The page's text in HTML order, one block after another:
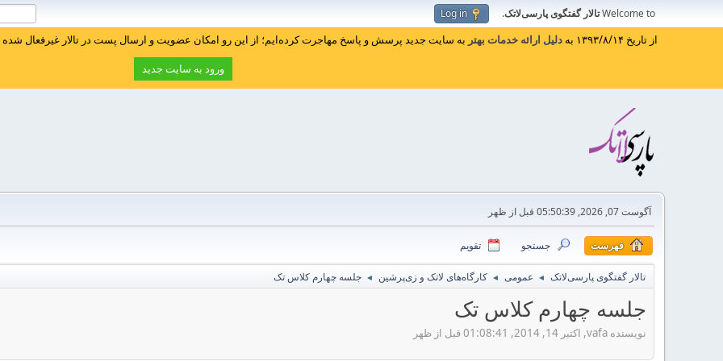
Welcome toتالار گفتگوی پارسی‌لاتک.
Log in
از تاریخ ۱۳۹۳/۸/۱۴ به دلیل ارائه خدمات بهتر به سایت جدید پرسش و پاسخ مهاجرت کرده‌ایم؛ از این رو امکان عضویت و ارسال پست در تالار غیرفعال
ورود به سایت جدید
آگوست 07, 2026, 05:50:39 قبل از ظهر
فهرست جستجو تقویم
تالار گفتگوی پارسی‌لاتک ◄ عمومی ◄ کارگاه‌های لاتک و زی‌پرشین ◄ جلسه چهارم کلاس تک
جلسه چهارم کلاس تک
نویسنده vafa, اکتبر 14, 2014, 01:08:41 قبل از ظهر